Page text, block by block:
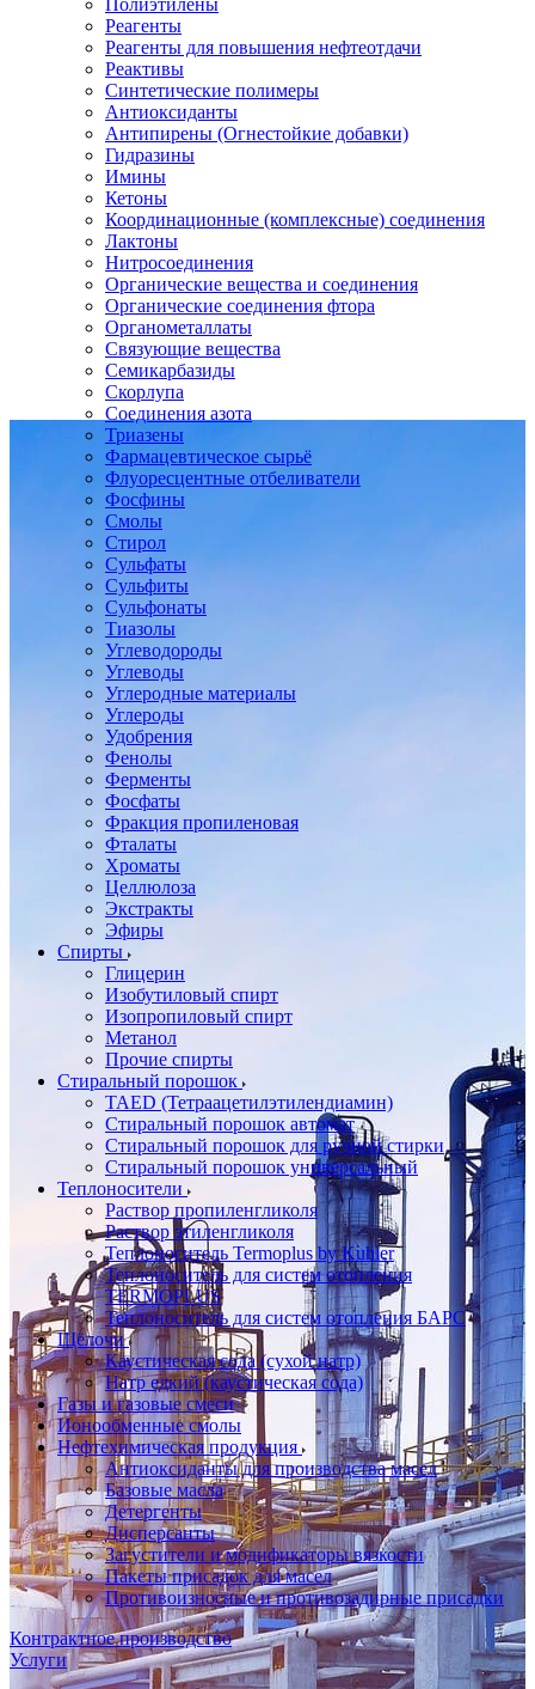
Полиэтилены
Реагенты
Реагенты для повышения нефтеотдачи
Реактивы
Синтетические полимеры
Антиоксиданты
Антипирены (Огнестойкие добавки)
Гидразины
Имины
Кетоны
Координационные (комплексные) соединения
Лактоны
Нитросоединения
Органические вещества и соединения
Органические соединения фтора
Органометаллаты
Связующие вещества
Семикарбазиды
Скорлупа
Соединения азота
Триазены
Фармацевтическое сырьё
Флуоресцентные отбеливатели
Фосфины
Смолы
Стирол
Сульфаты
Сульфиты
Сульфонаты
Тиазолы
Углеводороды
Углеводы
Углеродные материалы
Углероды
Удобрения
Фенолы
Ферменты
Фосфаты
Фракция пропиленовая
Фталаты
Хроматы
Целлюлоза
Экстракты
Эфиры
Спирты
Глицерин
Изобутиловый спирт
Изопропиловый спирт
Метанол
Прочие спирты
Стиральный порошок
TAED (Тетраацетилэтилендиамин)
Стиральный порошок автомат
Стиральный порошок для ручной стирки
Стиральный порошок универсальный
Теплоносители
Раствор пропиленгликоля
Раствор этиленгликоля
Теплоноситель Termoplus by Kuhler
Теплоноситель для систем отопления
TERMOPLUS
Теплоноситель для систем отопления БАРС
Щёлочи
Каустическая сода (сухой натр)
Натр едкий (каустическая сода)
Газы и газовые смеси
Ионообменные смолы
Нефтехимическая продукция
Антиоксиданты для производства масел
Базовые масла
Детергенты
Дисперсанты
Загустители и модификаторы вязкости
Пакеты присадок для масел
Противоизносные и противозадирные присадки
Контрактное производство
Услуги